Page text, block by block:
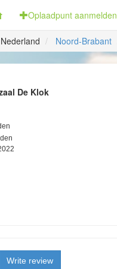
Oplaadpunt aanmelden
Nederland Noord-Brabant
De Klok
Write review